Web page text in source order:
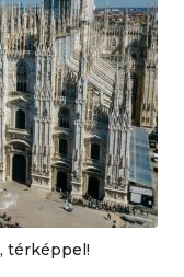
térképpel!